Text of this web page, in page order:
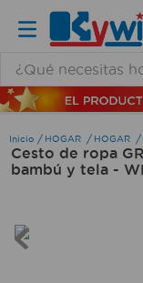
HOGAR HOGAR
Cesto de ropa
bambú y tela -
TÉRMINOS MÁS
1 .
lamparas
2.
ducha
4.